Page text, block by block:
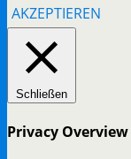
AKZEPTIEREN
Schließen
Privacy Overview